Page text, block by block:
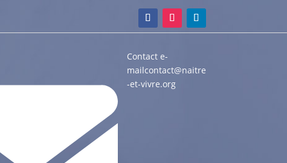
Contact e-
mailcontact@naitre
-et-vivre.org